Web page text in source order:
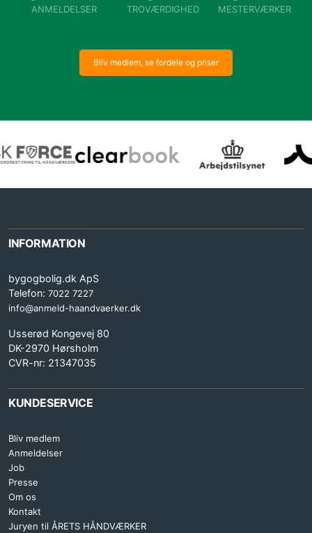
ANMELDELSER
TROVÆRDIGHED
MESTERVÆRKER
Bliv medlem, se fordele og priser
INFORMATION
bygogbolig.dk ApS
Telefon: 7022 7227
info@anmeld-haandvaerker.dk
Usserød Kongevej 80
DK-2970 Hørsholm
CVR-nr: 21347035
KUNDESERVICE
Bliv medlem
Anmeldelser
Job
Presse
Om os
Kontakt
Juryen til ÅRETS HÅNDVÆRKER